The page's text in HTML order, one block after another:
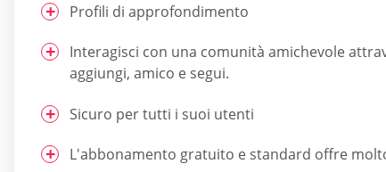
Profili di approfondimento
Interagisci con una comunità amichevole
aggiungi, amico e segui.
Sicuro per tutti i suoi utenti
L'abbonamento gratuito e standard offre